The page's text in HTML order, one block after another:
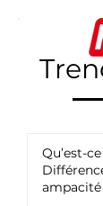
Qu’est-